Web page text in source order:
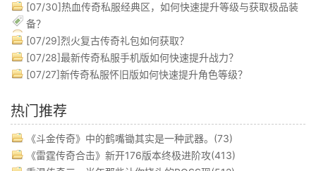
[07/30]热血传奇私服经典区，如何快速提升等级与获取极品装
备？
[07/29]烈火复古传奇礼包如何获取？
[07/28]最新传奇私服手机版如何快速提升战力？
[07/27]新传奇私服怀旧版如何快速提升角色等级？
热门推荐
《斗金传奇》中的鹤嘴锄其实是一种武器。(73)
《雷霆传奇合击》新开176版本终极进阶攻(413)